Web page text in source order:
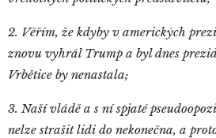
2. Věřím, že kdyby v amerických
znovu vyhrál Trump a byl dnes
Vrbětice by nenastala;
3. Naší vládě a s ní spjaté
nelze strašit lidi do nekonečna, a